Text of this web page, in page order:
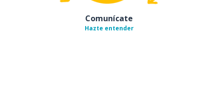
Comunícate
Hazte entender